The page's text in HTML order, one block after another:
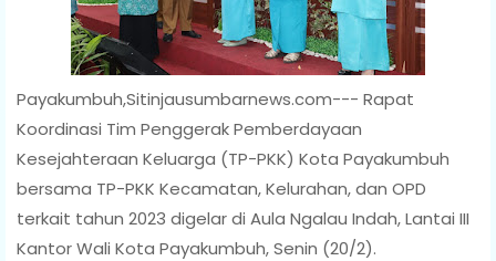
Payakumbuh,Sitinjausumbarnews.com--- Rapat
Koordinasi Tim Penggerak Pemberdayaan
Kesejahteraan Keluarga (TP-PKK) Kota Payakumbuh
bersama TP-PKK Kecamatan, Kelurahan, dan OPD
terkait tahun 2023 digelar di Aula Ngalau Indah, Lantai III
Kantor Wali Kota Payakumbuh, Senin (20/2).